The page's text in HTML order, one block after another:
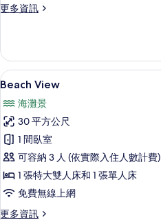
相
更多資訊
更
Beach
的
詳
顯
Beach
View
的
所
有
相
7
Beach View
海灘景
30 平方公尺
1 間臥室
可容納 3 人 (依實際入住人數計費)
1 張特大雙人床和 1 張單人床
免費無線上網
更多資訊
更